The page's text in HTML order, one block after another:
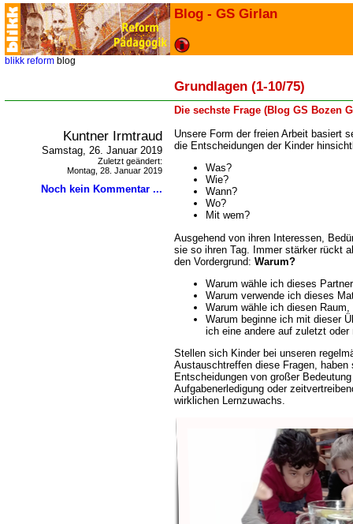
Blog - GS Girlan
blikk reform blog
Grundlagen (1-10/75)
Die sechste Frage (Blog GS Bozen
Kuntner Irmtraud
Samstag, 26. Januar 2019
Zuletzt geändert:
Montag, 28. Januar 2019
Noch kein Kommentar ...
Unsere Form der freien Arbeit basiert
die Entscheidungen der Kinder
Was?
Wie?
Wann?
Wo?
Mit wem?
Ausgehend von ihren Interessen,
sie so ihren Tag. Immer stärker rückt
den Vordergrund: Warum?
Warum wähle ich dieses
Warum verwende ich dieses
Warum wähle ich diesen
Warum beginne ich mit dieser
ich eine andere auf zuletzt
Stellen sich Kinder bei unseren
Austauschtreffen diese Fragen,
Entscheidungen von großer
Aufgabenerledigung oder
wirklichen Lernzuwachs.